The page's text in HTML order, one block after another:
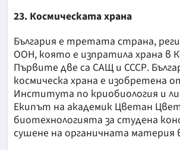
23. Космическата храна
България е третата страна,
ООН, която е изпратила храна в
Първите две са САЩ и СССР.
космическа храна е изобретена
Института по криобиология и
Екипът на академик Цветан
биотехнологията за студена
сушене на органичната материя